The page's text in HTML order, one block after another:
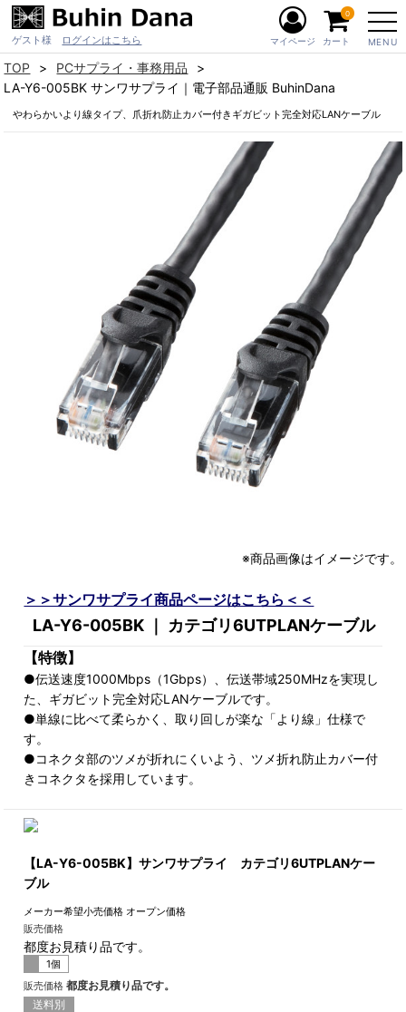
ゲスト様 ログインはこちら MENU
マイページ カート
0
TOP
PCサプライ・事務用品
LA-Y6-005BK サンワサプライ｜電子部品通販 BuhinDana
やわらかいより線タイプ、爪折れ防止カバー付きギガビット完全対応LANケーブル
※商品画像はイメージです。
＞＞サンワサプライ商品ページはこちら＜＜
LA-Y6-005BK ｜ カテゴリ6UTPLANケーブル
【特徴】
●伝送速度1000Mbps（1Gbps）、伝送帯域250MHzを実現し
た、ギガビット完全対応LANケーブルです。
●単線に比べて柔らかく、取り回しが楽な「より線」仕様で
す。
●コネクタ部のツメが折れにくいよう、ツメ折れ防止カバー付
きコネクタを採用しています。
【LA-Y6-005BK】サンワサプライ カテゴリ6UTPLANケー
ブル
メーカー希望小売価格 オープン価格
販売価格
都度お見積り品です。
1個
販売価格 都度お見積り品です。
送料別